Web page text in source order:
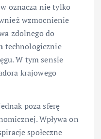
oznacza nie tylko
wzmocnienie
zdolnego do
technologicznie
W tym sensie
krajowego
poza sferę
Wpływa on
społeczne